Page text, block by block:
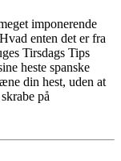
imponerende
enten det er fra
Tirsdags Tips
heste spanske
din hest, uden at
på